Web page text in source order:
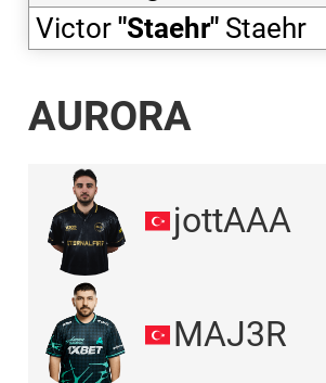
Victor "Staehr" Staehr
AURORA
jottAAA
MAJ3R